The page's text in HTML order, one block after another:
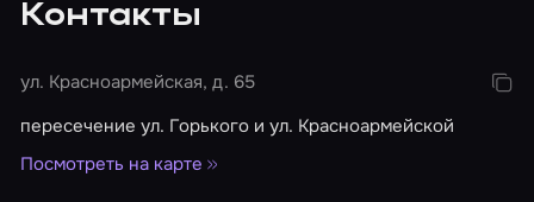
Контакты
ул. Красноармейская, д. 65
пересечение ул. Горького и ул. Красноармейской
Посмотреть на карте